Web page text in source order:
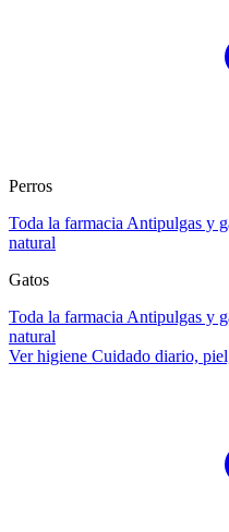
Perros
Toda la farmacia Antipulgas y
natural
Gatos
Toda la farmacia Antipulgas y
natural
Ver higiene Cuidado diario,